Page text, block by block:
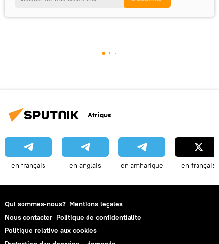
Afrique
en français en anglais en amharique en français
Qui sommes-nous? Mentions legales
Nous contacter Politique de confidentialite
Politique relative aux cookies